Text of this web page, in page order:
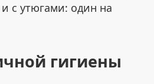
с утюгами: один на
гигиены